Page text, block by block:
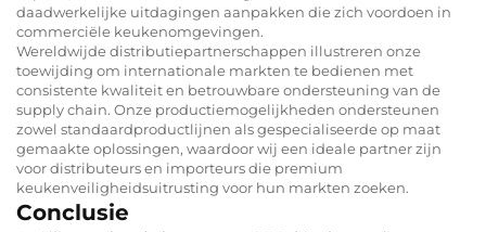
daadwerkelijke uitdagingen aanpakken die zich voordoen in
commerciële keukenomgevingen.
Wereldwijde distributiepartnerschappen illustreren onze
toewijding om internationale markten te bedienen met
consistente kwaliteit en betrouwbare ondersteuning van de
supply chain. Onze productiemogelijkheden ondersteunen
zowel standaardproductlijnen als gespecialiseerde op maat
gemaakte oplossingen, waardoor wij een ideale partner zijn
voor distributeurs en importeurs die premium
keukenveiligheidsuitrusting voor hun markten zoeken.
Conclusie